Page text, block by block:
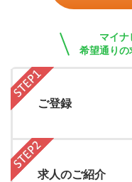
マイナ
希望通りの
ご登録
求人のご紹介